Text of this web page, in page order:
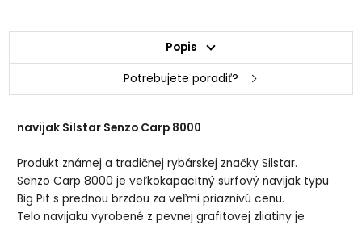
Popis
Potrebujete poradiť?
navijak Silstar Senzo Carp 8000
Produkt známej a tradičnej rybárskej značky Silstar.
Senzo Carp 8000 je veľkokapacitný surfový navijak typu
Big Pit s prednou brzdou za veľmi priaznivú cenu.
Telo navijaku vyrobené z pevnej grafitovej zliatiny je